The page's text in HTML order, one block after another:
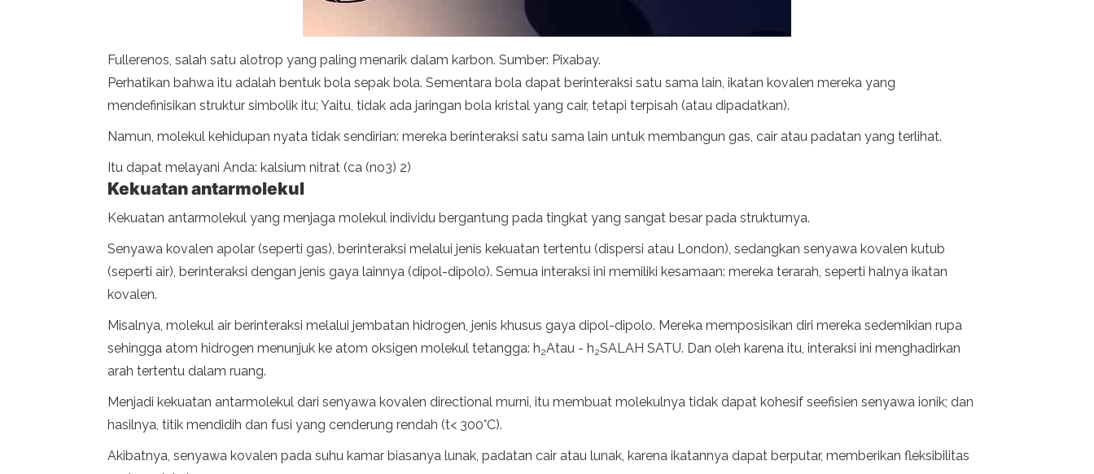
Fullerenos, salah satu alotrop yang paling menarik dalam karbon. Sumber: Pixabay.
Perhatikan bahwa itu adalah bentuk bola sepak bola. Sementara bola dapat berinteraksi satu sama lain, ikatan kovalen mereka yang
mendefinisikan struktur simbolik itu; Yaitu, tidak ada jaringan bola kristal yang cair, tetapi terpisah (atau dipadatkan).
Namun, molekul kehidupan nyata tidak sendirian: mereka berinteraksi satu sama lain untuk membangun gas, cair atau padatan yang terlihat.
Itu dapat melayani Anda: kalsium nitrat (ca (no3) 2)
Kekuatan antarmolekul
Kekuatan antarmolekul yang menjaga molekul individu bergantung pada tingkat yang sangat besar pada strukturnya.
Senyawa kovalen apolar (seperti gas), berinteraksi melalui jenis kekuatan tertentu (dispersi atau London), sedangkan senyawa kovalen kutub
(seperti air), berinteraksi dengan jenis gaya lainnya (dipol-dipolo). Semua interaksi ini memiliki kesamaan: mereka terarah, seperti halnya ikatan
kovalen.
Misalnya, molekul air berinteraksi melalui jembatan hidrogen, jenis khusus gaya dipol-dipolo. Mereka memposisikan diri mereka sedemikian rupa
sehingga atom hidrogen menunjuk ke atom oksigen molekul tetangga: h2Atau - h2SALAH SATU. Dan oleh karena itu, interaksi ini menghadirkan
arah tertentu dalam ruang.
Menjadi kekuatan antarmolekul dari senyawa kovalen directional murni, itu membuat molekulnya tidak dapat kohesif seefisien senyawa ionik; dan
hasilnya, titik mendidih dan fusi yang cenderung rendah (t< 300°C).
Akibatnya, senyawa kovalen pada suhu kamar biasanya lunak, padatan cair atau lunak, karena ikatannya dapat berputar, memberikan fleksibilitas